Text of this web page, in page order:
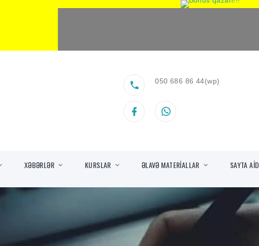
050 686 86 44(wp)
XƏBƏRLƏR KURSLAR ƏLAVƏ MATERİALLAR SAYTA AİD